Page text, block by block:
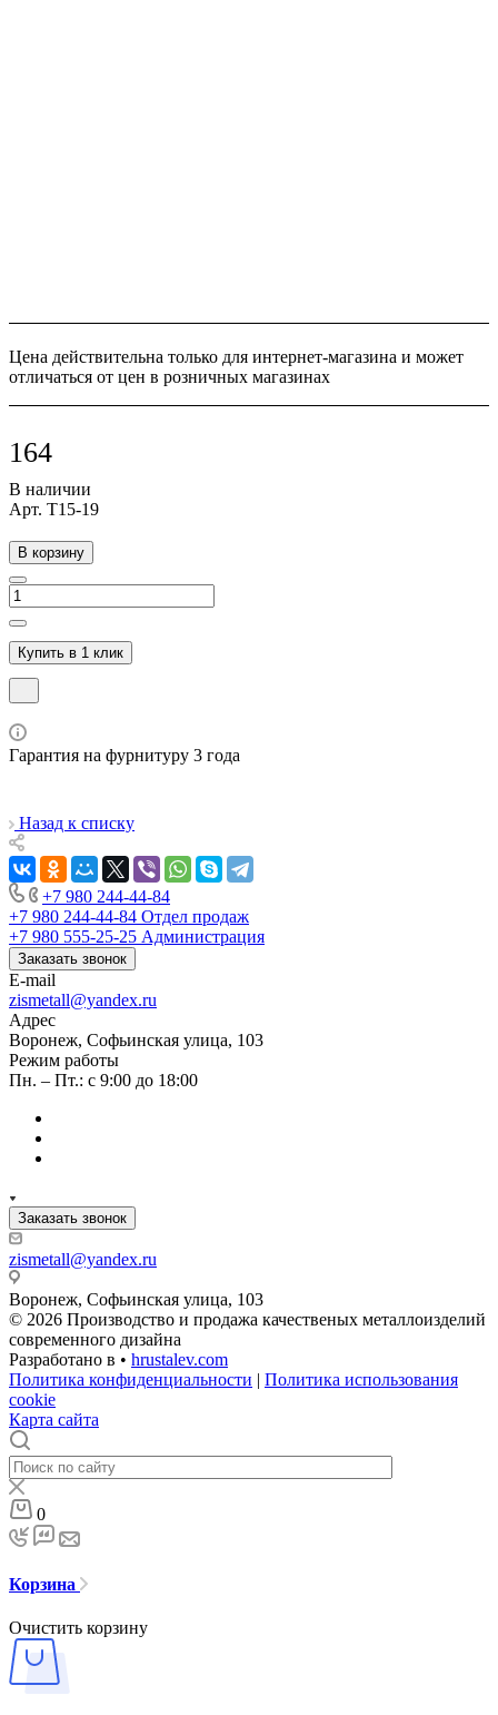
Цена действительна только для интернет-магазина и может
отличаться от цен в розничных магазинах
164
В наличии
Арт. Т15-19
В корзину
Купить в 1 клик
Гарантия на фурнитуру 3 года
Назад к списку
+7 980 244-44-84
+7 980 244-44-84 Отдел продаж
+7 980 555-25-25 Администрация
Заказать звонок
E-mail
zismetall@yandex.ru
Адрес
Воронеж, Софьинская улица, 103
Режим работы
Пн. – Пт.: с 9:00 до 18:00
Заказать звонок
zismetall@yandex.ru
Воронеж, Софьинская улица, 103
© 2026 Производство и продажа качественых металлоизделий
современного дизайна
Разработано в • hrustalev.com
Политика конфиденциальности | Политика использования
cookie
Карта сайта
0
Корзина
Очистить корзину